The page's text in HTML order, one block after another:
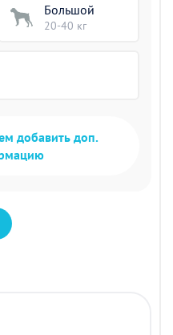
Большой
20-40 кг
добавить доп.